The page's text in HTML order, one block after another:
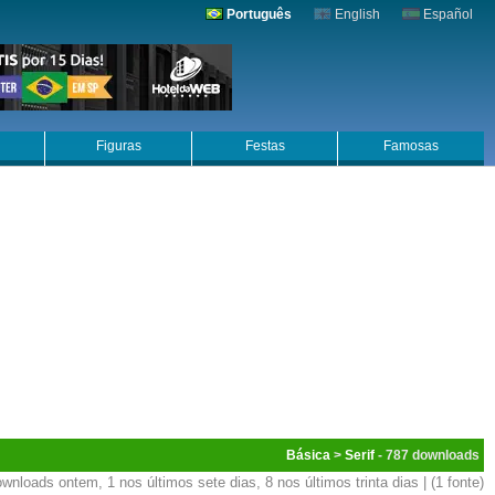
Português English Español
Figuras Festas Famosas
Básica > Serif - 787
ontem, 1 nos últimos sete dias, 8 nos últimos trinta dias | (1 fonte)